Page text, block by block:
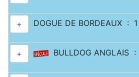
+ DOGUE DE BORDEAUX :
+ BULLDOG ANGLAIS